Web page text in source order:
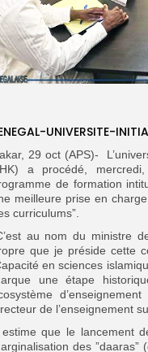
UNIVERSITE-
29 oct (APS)-
a procédé,
de formation
meilleure prise en
curriculums”.
au nom du ministre
que je préside cette
en sciences
une étape
de l’enseignement
que le lancement
des ”daaras”